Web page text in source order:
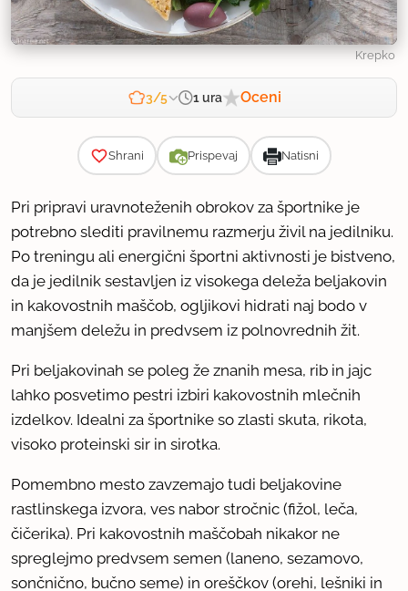
Krepko
3/5 1 ura Oceni
Shrani Prispevaj Natisni
Pri pripravi uravnoteženih obrokov za športnike je
potrebno slediti pravilnemu razmerju živil na jedilniku.
Po treningu ali energični športni aktivnosti je bistveno,
da je jedilnik sestavljen iz visokega deleža beljakovin
in kakovostnih maščob, ogljikovi hidrati naj bodo v
manjšem deležu in predvsem iz polnovrednih žit.
Pri beljakovinah se poleg že znanih mesa, rib in jajc
lahko posvetimo pestri izbiri kakovostnih mlečnih
izdelkov. Idealni za športnike so zlasti skuta, rikota,
visoko proteinski sir in sirotka.
Pomembno mesto zavzemajo tudi beljakovine
rastlinskega izvora, ves nabor stročnic (fižol, leča,
čičerika). Pri kakovostnih maščobah nikakor ne
spreglejmo predvsem semen (laneno, sezamovo,
sončnično, bučno seme) in oreščkov (orehi, lešniki in